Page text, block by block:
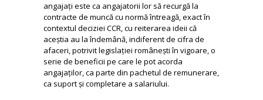
angajați este ca angajatorii lor să recurgă la
contracte de muncă cu normă întreagă, exact în
contextul deciziei CCR, cu reiterarea ideii că
aceștia au la îndemână, indiferent de cifra de
afaceri, potrivit legislației românești în vigoare, o
serie de beneficii pe care le pot acorda
angajaților, ca parte din pachetul de remunerare,
ca suport și completare a salariului.